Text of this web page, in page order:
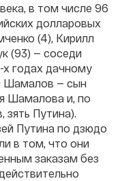
в том числе 96
долларовых
(4), Кирилл
(93) — соседи
х годах дачному
Шамалов — сын
Шамалова и, по
зять Путина).
Путина по дзюдо
в том, что они
заказам без